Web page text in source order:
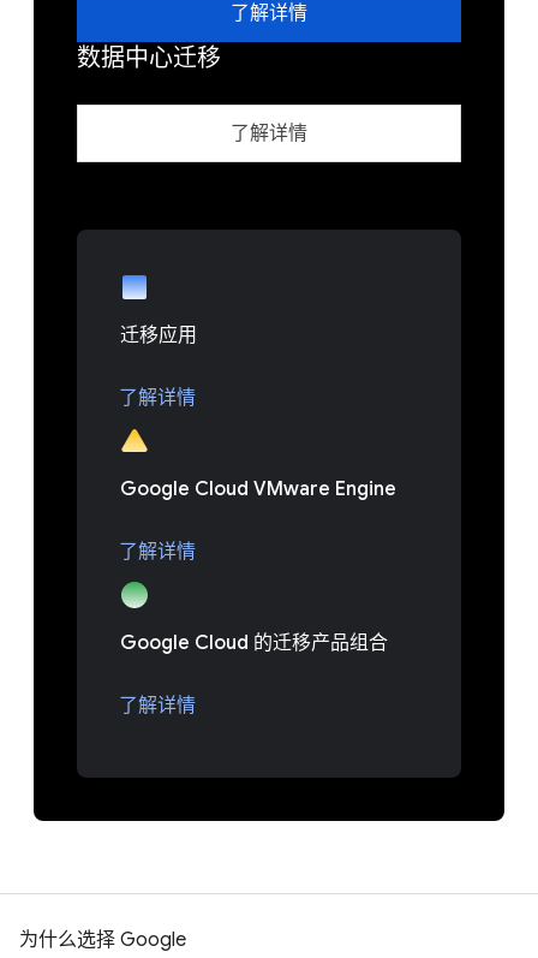
了解详情
数据中心迁移
了解详情
迁移应用
了解详情
Google Cloud VMware Engine
了解详情
Google Cloud 的迁移产品组合
了解详情
为什么选择 Google